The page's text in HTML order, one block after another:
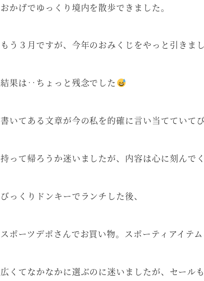
おかげでゆっくり境内を散歩できました。
もう３月ですが、今年のおみくじをやっと引きま
結果は‥ちょっと残念でした
書いてある文章が今の私を的確に言い当てていて
持って帰ろうか迷いましたが、内容は心に刻んで
びっくりドンキーでランチした後、
スポーツデポさんでお買い物。スポーティアイテ
広くてなかなかに選ぶのに迷いましたが、セール